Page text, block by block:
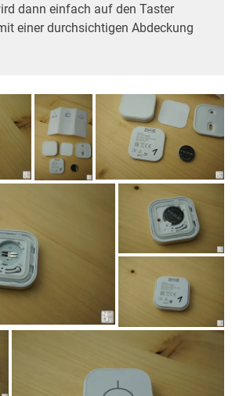
dann einfach auf den Taster
einer durchsichtigen Abdeckung